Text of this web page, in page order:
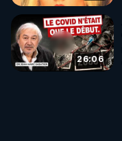
26:06